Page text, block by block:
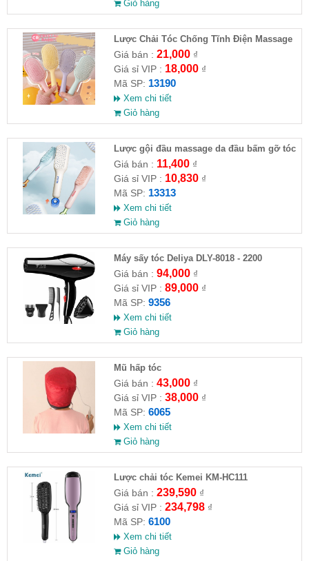
Giỏ hàng
Lược Chải Tóc Chống Tĩnh Điện Massage
Da Đầu Đủ Màu
Giá bán : 21,000₫
Giá sỉ VIP : 18,000₫
Mã SP: 13190
Xem chi tiết
Giỏ hàng
Lược gội đầu massage da đầu bấm gỡ tóc
Giá bán : 11,400₫
Giá sỉ VIP : 10,830₫
Mã SP: 13313
Xem chi tiết
Giỏ hàng
Máy sấy tóc Deliya DLY-8018 - 2200
Giá bán : 94,000₫
Giá sỉ VIP : 89,000₫
Mã SP: 9356
Xem chi tiết
Giỏ hàng
Mũ hấp tóc
Giá bán : 43,000₫
Giá sỉ VIP : 38,000₫
Mã SP: 6065
Xem chi tiết
Giỏ hàng
Lược chải tóc Kemei KM-HC111
Giá bán : 239,590₫
Giá sỉ VIP : 234,798₫
Mã SP: 6100
Xem chi tiết
Giỏ hàng